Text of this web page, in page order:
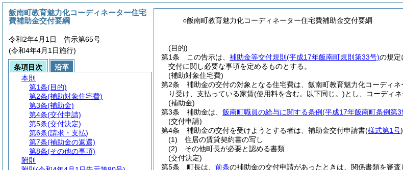
○飯南町教育魅力化コーディネーター住宅費補助金交付要綱
(目的)
第1条
この告示は、 補助金等交付規則 (平成17年飯南町規則第33号)の規定
交付に関し必要な事項を定めるものとする。
(補助対象住宅費)
第2条
補助金の交付の対象となる住宅費は、飯南町教育魅力化コーディネ
り受け、支払っている家賃(使用料を含む。以下同じ。)とし、コーディ
(補助金)
第3条
補助金は、 飯南町職員の給与に関する条例(平成17年飯南町条例第
(交付申請)
第4条
補助金の交付を受けようとする者は、補助金交付申請書(様式第1号)
(1)
住居の賃貸契約書の写し
(2)
その他町長が必要と認める書類
(交付決定)
第5条
町長は、 前条の補助金の交付申請があったときは、関係書類を審
飯南町教育魅力化コーディネーター住宅
費補助金交付要綱
令和2年4月1日 告示第65号
(令和4年4月1日施行)
条項目次
沿革
本則
第1条(目的)
第2条(補助対象住宅費)
第3条(補助金)
第4条(交付申請)
第5条(交付決定)
第6条(請求・支払)
第7条(補助金の返還)
第8条(その他の事項)
附則